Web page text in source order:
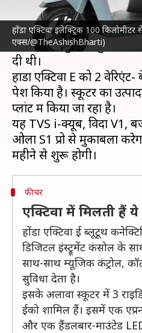
होंडा एक्टिवा इलेक्ट्रिक 100 किलोमीटर
एक्स/@TheAshishBharti)
ने भारत मोबिलिटी
इलेक्ट्रिक स्कूटरलॉन्च कर
दिल्ली और मुंबई में कुछ
दी थी।
होंडा एक्टिवा E को 2
पेश किया है। स्कूटर का
प्लांट में किया जा रहा है।
यह TVS i-क्यूब, विदा V1,
ओला S1 प्रो से मुकाबला
फीचर
एक्टिवा में मिलती हैं
होंडा एक्टिवा ई ब्लूटूथ
डिजिटल इंस्ट्रूमेंट कंसोल के
साथ-साथ म्यूजिक कंट्रोल,
सुविधा देता है।
इसके अलावा स्कूटर में 3
ईको शामिल हैं। इसमें एक
और एक हैंडलबार-माउंटेड